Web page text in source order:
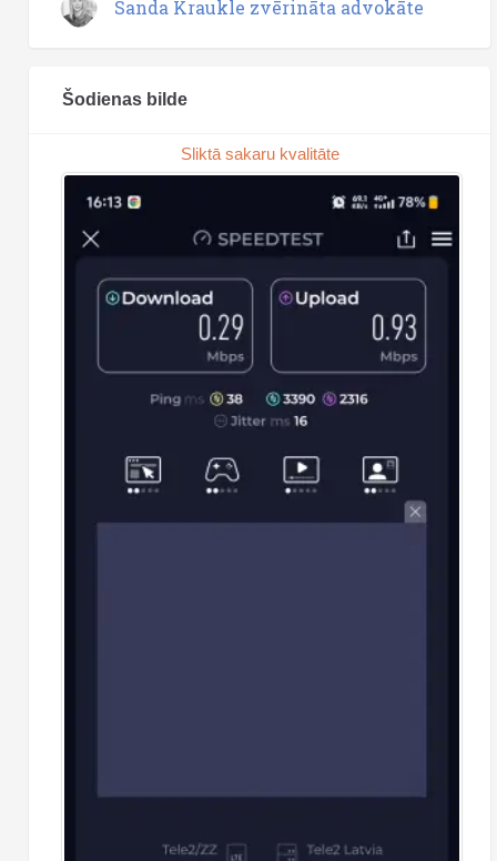
Sanda Kraukle zvērināta advokāte
Šodienas bilde
Sliktā sakaru kvalitāte